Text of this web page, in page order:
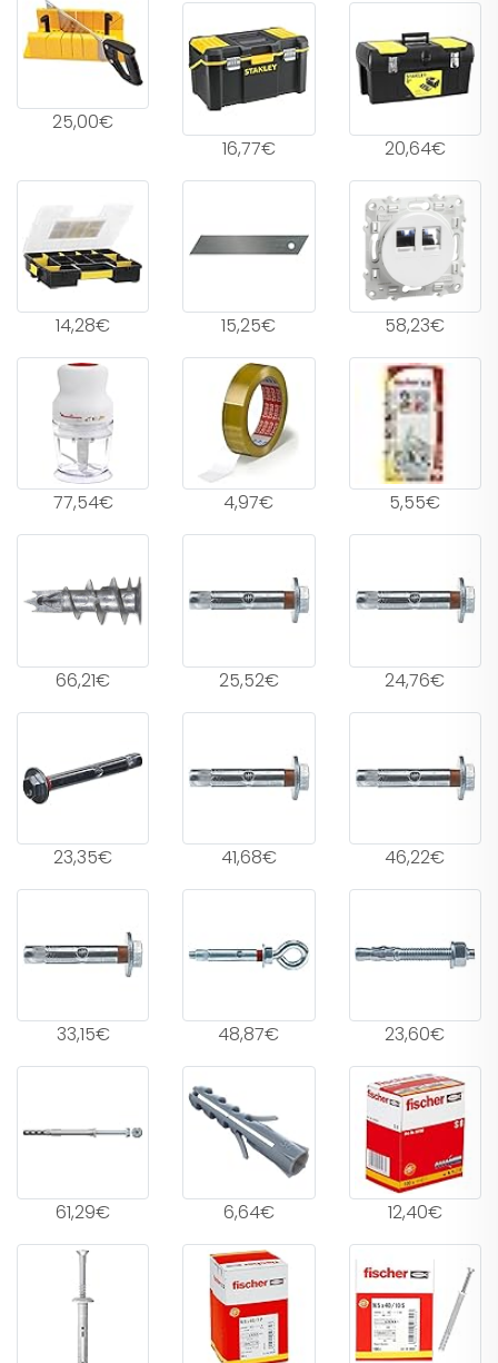
25,00€
16,77€ 20,64€
14,28€ 15,25€ 58,23€
77,54€ 4,97€ 5,55€
66,21€ 25,52€ 24,76€
23,35€ 41,68€ 46,22€
33,15€ 48,87€ 23,60€
61,29€ 6,64€ 12,40€